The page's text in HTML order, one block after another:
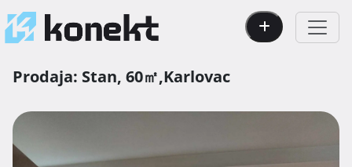
Prodaja: Stan, 60㎡,Karlovac